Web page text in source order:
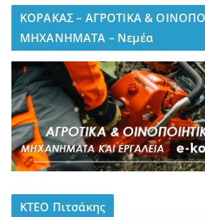
ΚΟΡΑΚΑΣ – ΑΓΡΟΤΙΚΑ &
ΜΗΧΑΝΗΜΑΤΑ – Νεμέα
ΚΤΕΟ Πιτσάκης